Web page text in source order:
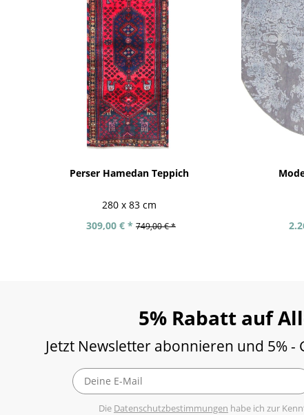
Perser Hamedan Teppich
280 x 83 cm
309,00 € * 749,00 € *
5% Rabatt auf
Jetzt Newsletter abonnieren und 5% -
Die Datenschutzbestimmungen habe ich zur